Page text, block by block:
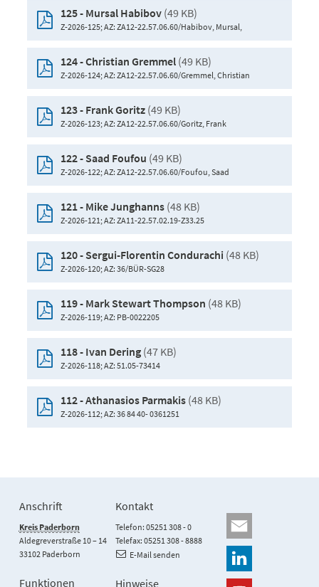
125 - Mursal Habibov(49 KB)
Z-2026-125; AZ: ZA12-22.57.06.60/Habibov, Mursal,
124 - Christian Gremmel(49 KB)
Z-2026-124; AZ: ZA12-22.57.06.60/Gremmel, Christian
123 - Frank Goritz(49 KB)
Z-2026-123; AZ: ZA12-22.57.06.60/Goritz, Frank
122 - Saad Foufou (49 KB)
Z-2026-122; AZ: ZA12-22.57.06.60/Foufou, Saad
121 - Mike Junghanns(48 KB)
Z-2026-121; AZ: ZA11-22.57.02.19-Z33.25
120 - Sergui-Florentin Condurachi (48 KB)
Z-2026-120; AZ: 36/BÜR-SG28
119 - Mark Stewart Thompson (48 KB)
Z-2026-119; AZ: PB-0022205
118 - Ivan Dering(47 KB)
Z-2026-118; AZ: 51.05-73414
112 - Athanasios Parmakis(48 KB)
Z-2026-112; AZ: 36 84 40- 0361251
Anschrift
Kreis Paderborn
Aldegreverstraße 10 – 14
33102 Paderborn
Kontakt
Telefon: 05251 308 - 0
Telefax: 05251 308 - 8888
E-Mail senden
Funktionen Hinweise